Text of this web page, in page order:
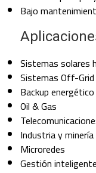
Bajo
Sistemas solares
Sistemas Off-Grid
Backup
Oil & Gas
Industria y minería
Microredes
Gestión